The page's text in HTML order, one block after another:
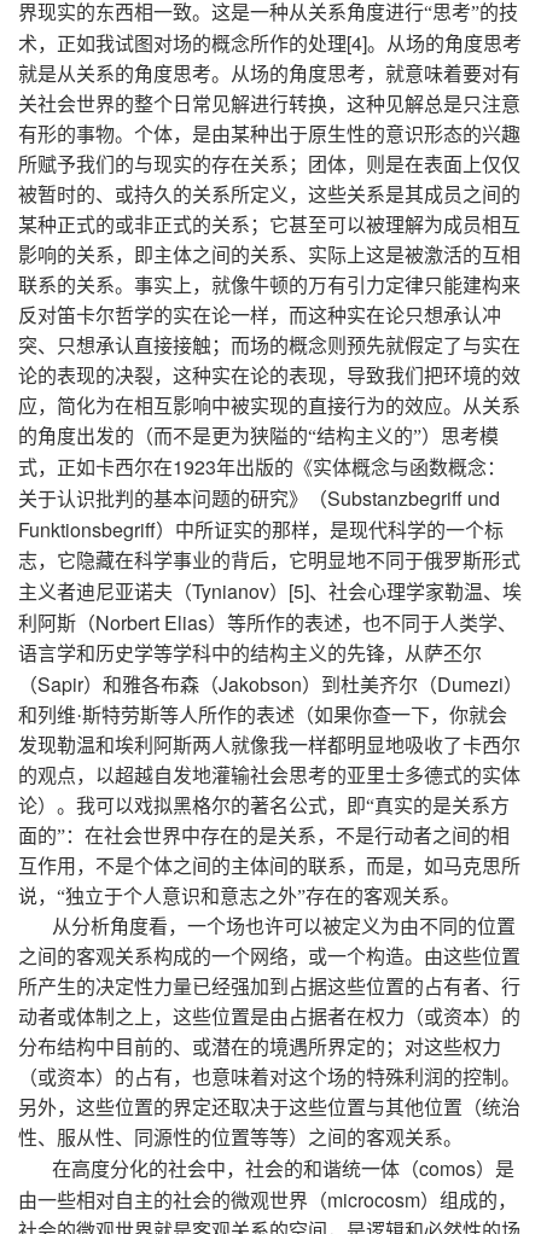
界现实的东西相一致。这是一种从关系角度进行“思考”的技
术，正如我试图对场的概念所作的处理[4]。从场的角度思考
就是从关系的角度思考。从场的角度思考，就意味着要对有
关社会世界的整个日常见解进行转换，这种见解总是只注意
有形的事物。个体，是由某种出于原生性的意识形态的兴趣
所赋予我们的与现实的存在关系；团体，则是在表面上仅仅
被暂时的、或持久的关系所定义，这些关系是其成员之间的
某种正式的或非正式的关系；它甚至可以被理解为成员相互
影响的关系，即主体之间的关系、实际上这是被激活的互相
联系的关系。事实上，就像牛顿的万有引力定律只能建构来
反对笛卡尔哲学的实在论一样，而这种实在论只想承认冲
突、只想承认直接接触；而场的概念则预先就假定了与实在
论的表现的决裂，这种实在论的表现，导致我们把环境的效
应，简化为在相互影响中被实现的直接行为的效应。从关系
的角度出发的（而不是更为狭隘的“结构主义的”）思考模
式，正如卡西尔在1923年出版的《实体概念与函数概念：
关于认识批判的基本问题的研究》（Substanzbegriff und
Funktionsbegriff）中所证实的那样，是现代科学的一个标
志，它隐藏在科学事业的背后，它明显地不同于俄罗斯形式
主义者迪尼亚诺夫（Tynianov） [5]、社会心理学家勒温、埃
利阿斯（Norbert Elias）等所作的表述，也不同于人类学、
语言学和历史学等学科中的结构主义的先锋，从萨丕尔
（Sapir）和雅各布森（Jakobson）到杜美齐尔（Dumezi）
和列维·斯特劳斯等人所作的表述（如果你查一下，你就会
发现勒温和埃利阿斯两人就像我一样都明显地吸收了卡西尔
的观点，以超越自发地灌输社会思考的亚里士多德式的实体
论）。我可以戏拟黑格尔的著名公式，即“真实的是关系方
面的”：在社会世界中存在的是关系，不是行动者之间的相
互作用，不是个体之间的主体间的联系，而是，如马克思所
说，“独立于个人意识和意志之外”存在的客观关系。
从分析角度看，一个场也许可以被定义为由不同的位置
之间的客观关系构成的一个网络，或一个构造。由这些位置
所产生的决定性力量已经强加到占据这些位置的占有者、行
动者或体制之上，这些位置是由占据者在权力（或资本）的
分布结构中目前的、或潜在的境遇所界定的；对这些权力
（或资本）的占有，也意味着对这个场的特殊利润的控制。
另外，这些位置的界定还取决于这些位置与其他位置（统治
性、服从性、同源性的位置等等）之间的客观关系。
在高度分化的社会中，社会的和谐统一体（comos）是
由一些相对自主的社会的微观世界（microcosm）组成的，